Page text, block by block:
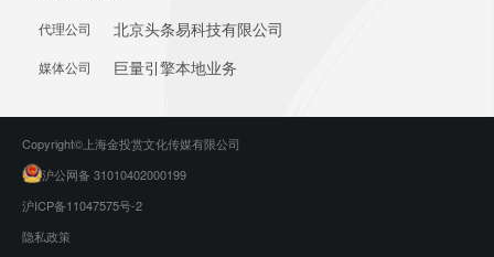
代理公司 北京头条易科技有限公司
媒体公司 巨量引擎本地业务
Copyright©上海金投赏文化传媒有限公司
沪公网备 31010402000199
沪ICP备11047575号-2
隐私政策